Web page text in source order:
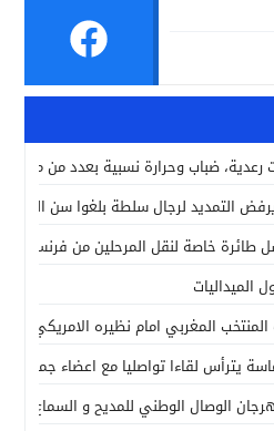
ضباب وحرارة نسبية بعدد من مدن
التمديد لرجال سلطة بلغوا سن التقاعد
طائرة خاصة لنقل المرحلين من فرنسا
الميداليات
المغربي امام نظيره الامريكي
لقاءا تواصليا مع اعضاء جماعة
الوطني للمديح و السماع من 25 إلى 30 مارس